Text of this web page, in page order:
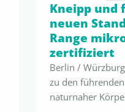
Kneipp und
neuen
Range
zertifiziert
Berlin /
zu den
naturnaher